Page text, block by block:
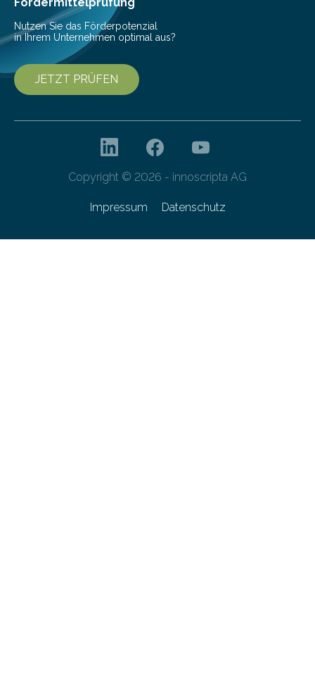
Forschungsprogramm „Datenrekonstruktion…
Fördermittelprüfung
Nutzen Sie das Förderpotenzial
in Ihrem Unternehmen optimal aus?
JETZT PRÜFEN
Copyright © 2026 - innoscripta AG
Impressum Datenschutz